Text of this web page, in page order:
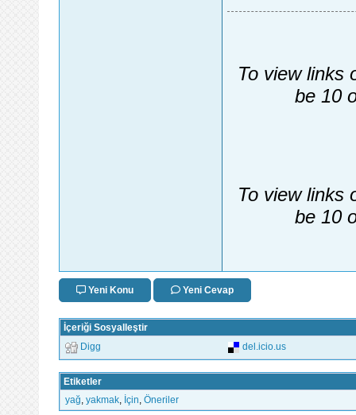
To view links
be 10
To view links
be 10
Yeni Konu Yeni Cevap
İçeriği Sosyalleştir
Digg del.icio.us
Etiketler
yağ yakmak İçin Öneriler